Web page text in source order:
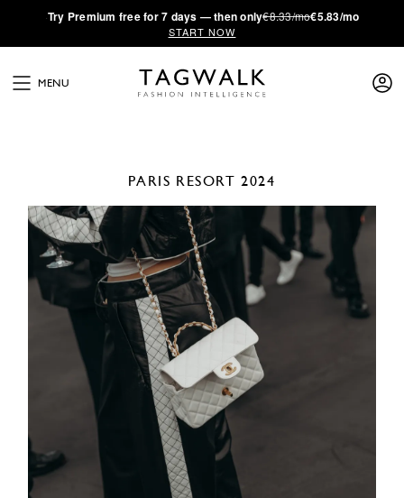
·Try Premium free for 7 days — then only€8.33/mo€5.83/mo
START NOW
MENU
PARIS RESORT 2024